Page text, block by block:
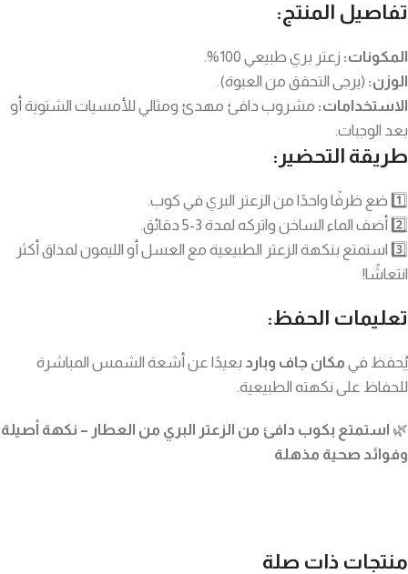
تفاصيل المنتج:
المكونات: زعتر بري طبيعي 100%.
الوزن: (يرجى التحقق من العبوة).
الاستخدامات: مشروب دافئ مهدئ ومثالي للأمسيات الشتوية أو
بعد الوجبات.
طريقة التحضير:
1️⃣ ضع ظرفًا واحدًا من الزعتر البري في كوب.
2️⃣ أضف الماء الساخن واتركه لمدة 3-5 دقائق.
3️⃣ استمتع بنكهة الزعتر الطبيعية مع العسل أو الليمون لمذاق أكثر
انتعاشًا!
تعليمات الحفظ:
يُحفظ في مكان جاف وبارد بعيدًا عن أشعة الشمس المباشرة
للحفاظ على نكهته الطبيعية.
🌿 استمتع بكوب دافئ من الزعتر البري من العطار – نكهة أصيلة
وفوائد صحية مذهلة
منتجات ذات صلة